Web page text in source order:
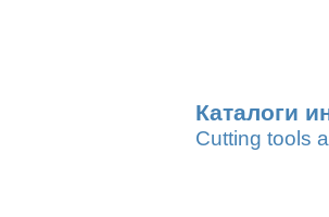
Каталоги
Cutting tools